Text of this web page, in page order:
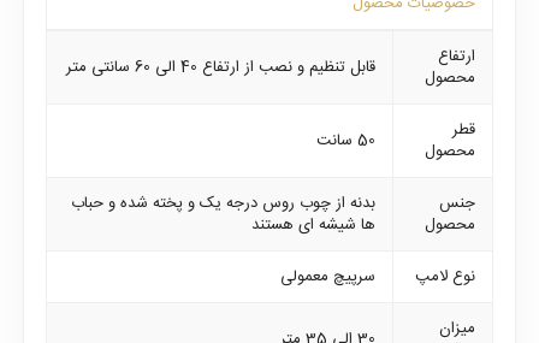
ارتفاع
محصول
قابل تنظیم و نصب از ارتفاع 40 الی 60 سانتی متر
قطر
محصول
50 سانت
جنس
محصول
بدنه از چوب روس درجه یک و پخته شده و حباب
ها شیشه ای هستند
نوع لامپ
سرپیچ معمولی
میزان